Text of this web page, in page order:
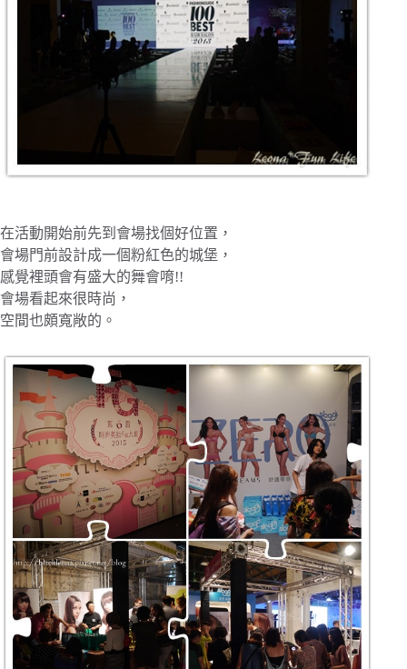
在活動開始前先到會場找個好位置，
會場門前設計成一個粉紅色的城堡，
感覺裡頭會有盛大的舞會唷!!
會場看起來很時尚，
空間也頗寬敞的。